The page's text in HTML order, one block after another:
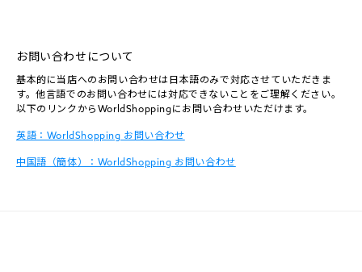
お問い合わせについて
基本的に当店へのお問い合わせは日本語のみで対応させていただきま
す。他言語でのお問い合わせには対応できないことをご理解ください。
以下のリンクからWorldShoppingにお問い合わせいただけます。
英語：WorldShopping お問い合わせ
中国語（簡体）：WorldShopping お問い合わせ